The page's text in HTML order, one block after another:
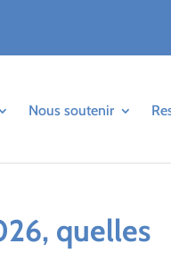
Nous soutenir
quelles